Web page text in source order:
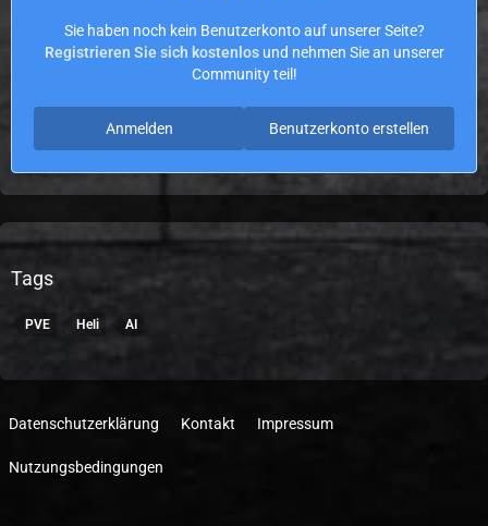
Sie haben noch kein Benutzerkonto auf unserer Seite?
Registrieren Sie sich kostenlosund nehmen Sie an unserer
Community teil!
Benutzerkonto erstellen
Anmelden
Tags
PVE Heli AI
Datenschutzerklärung Kontakt Impressum
Nutzungsbedingungen